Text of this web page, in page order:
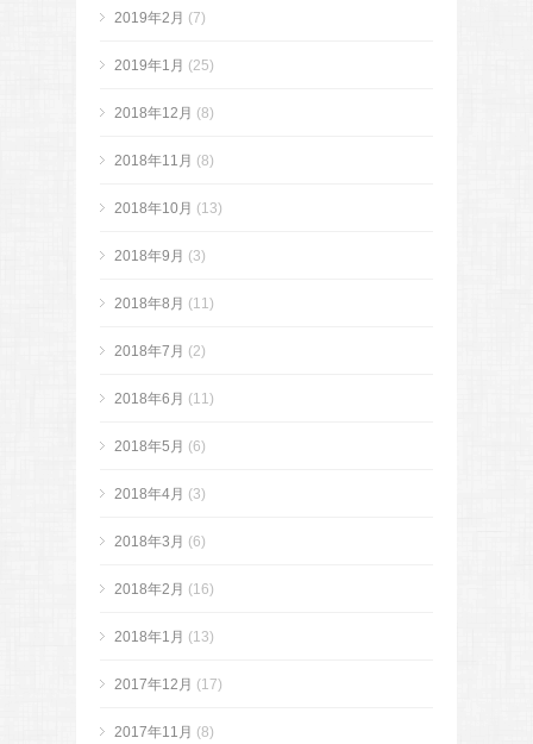
2019年2月 (7)
2019年1月 (25)
2018年12月 (8)
2018年11月 (8)
2018年10月 (13)
2018年9月 (3)
2018年8月 (11)
2018年7月 (2)
2018年6月 (11)
2018年5月 (6)
2018年4月 (3)
2018年3月 (6)
2018年2月 (16)
2018年1月 (13)
2017年12月 (17)
2017年11月 (8)